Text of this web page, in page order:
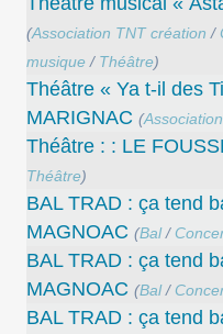
(Association TNT création /
musique/ Théâtre)
Théâtre « Ya t-il des
MARIGNAC (
Théâtre : : LE
Théâtre)
BAL TRAD : ça tend
MAGNOAC (Bal/
BAL TRAD : ça tend
MAGNOAC (Bal/
BAL TRAD : ça tend